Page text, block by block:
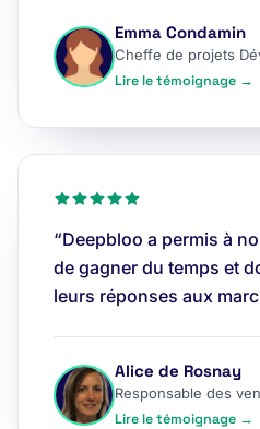
Emma Condamin
Lire le témoignage →
“Deepbloo a permis à
de gagner du temps et
leurs réponses aux
Alice de Rosnay
Lire le témoignage →